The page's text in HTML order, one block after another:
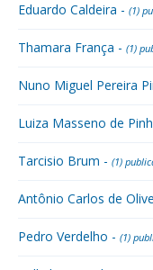
Eduardo Caldeira - (1)
Thamara França - (1)
Nuno Miguel Pereira
Luiza Masseno de
Tarcisio Brum - (1)
Antônio Carlos de
Pedro Verdelho - (1)